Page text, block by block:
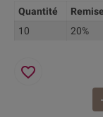
Quantité
10
20%
favorite_border